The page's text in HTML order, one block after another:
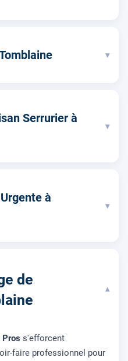
▾
Serrurier à
▾
à
▾
de
▾
s'efforcent
faire professionnel pour